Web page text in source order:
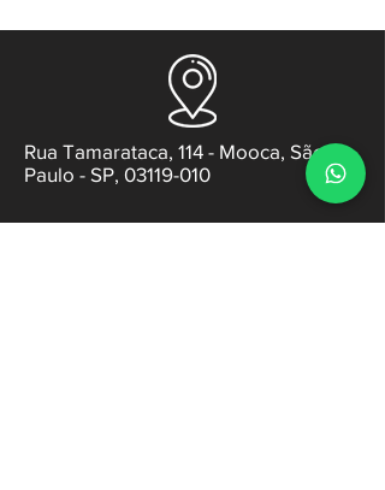
Rua Tamarataca, 114 - Mooca, São
Paulo - SP, 03119-010